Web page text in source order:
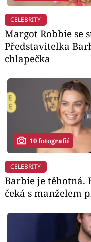
CELEBRITY
Margot Robbie se
Představitelka
chlapečka
10 fotografií
CELEBRITY
Barbie je těhotná.
čeká s manželem